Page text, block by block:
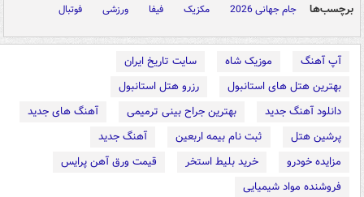
برچسب‌ها جام جهانی 2026 مکزیک فیفا ورزشی فوتبال
آپ آهنگ موزیک شاه
سایت تاریخ ایران
بهترین هتل های استانبول
رزرو هتل استانبول
دانلود آهنگ جدید
بهترین جراح بینی ترمیمی
آهنگ های جدید
پرشین هتل
ثبت نام بیمه اربعین
آهنگ جدید
مزایده خودرو
خرید بلیط استخر
قیمت ورق آهن پرایس
فروشنده مواد شیمیایی